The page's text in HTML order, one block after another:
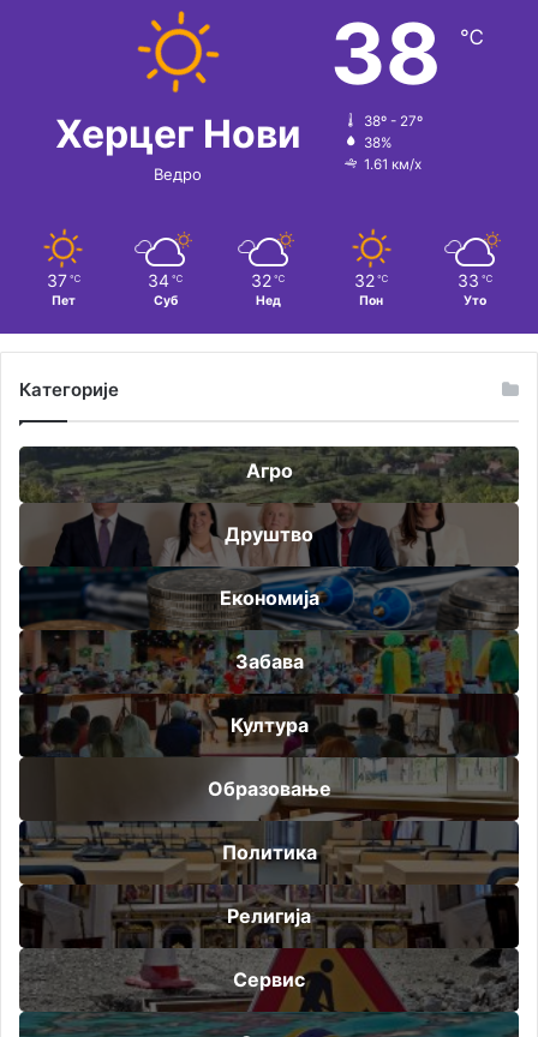
Херцег Нови
Ведро
38 ℃
38º - 27º
38%
1.61 км/х
37 ℃
Пет
34 ℃
Суб
32 ℃
Нед
32 ℃
Пон
33 ℃
Уто
Категорије
Агро
Друштво
Економија
Забава
Култура
Образовање
Политика
Религија
Сервис